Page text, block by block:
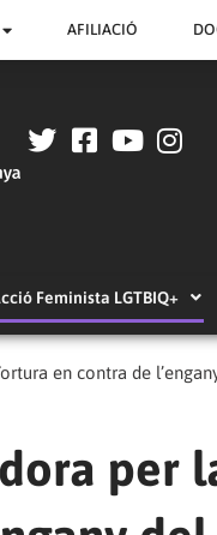
AFILIACIÓ
Feminista LGTBIQ+
en contra de
per